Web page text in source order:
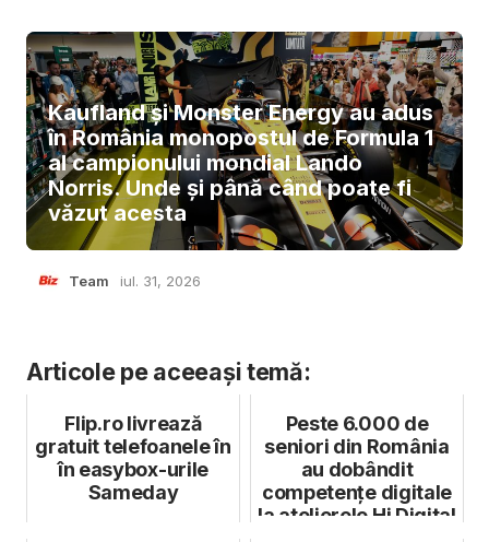
Kaufland și Monster Energy au adus
în România monopostul de Formula 1
al campionului mondial Lando
Norris. Unde și până când poate fi
văzut acesta
Team iul. 31, 2026
Articole pe aceeași temă:
Flip.ro livrează
gratuit telefoanele în
în easybox-urile
Sameday
Peste 6.000 de
seniori din România
au dobândit
competențe digitale
la atelierele Hi Digital